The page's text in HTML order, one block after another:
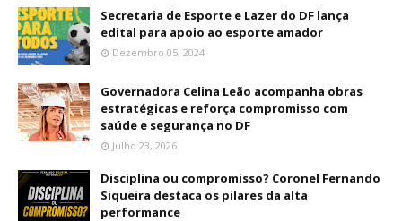
Secretaria de Esporte e Lazer do DF lança
edital para apoio ao esporte amador
Dezembro 05, 2024
Governadora Celina Leão acompanha obras
estratégicas e reforça compromisso com
saúde e segurança no DF
Julho 23, 2026
Disciplina ou compromisso? Coronel Fernando
Siqueira destaca os pilares da alta
performance